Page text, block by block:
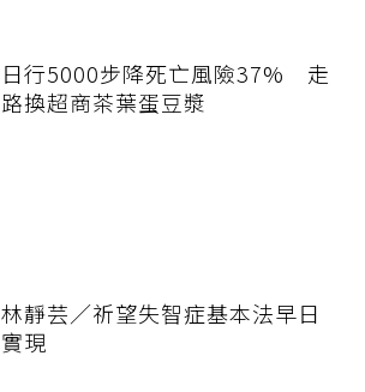
日行5000步降死亡風險37% 走
路換超商茶葉蛋豆漿
林靜芸／祈望失智症基本法早日
實現